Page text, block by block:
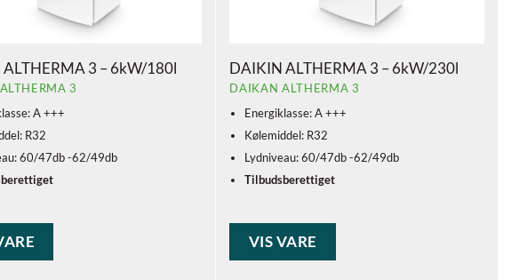
3 – 6kW/180l
3
A +++
R32
60/47db -62/49db
DAIKIN ALTHERMA 3 – 6kW/230l
DAIKAN ALTHERMA 3
Energiklasse: A +++
Kølemiddel: R32
Lydniveau: 60/47db -62/49db
Tilbudsberettiget
VIS VARE